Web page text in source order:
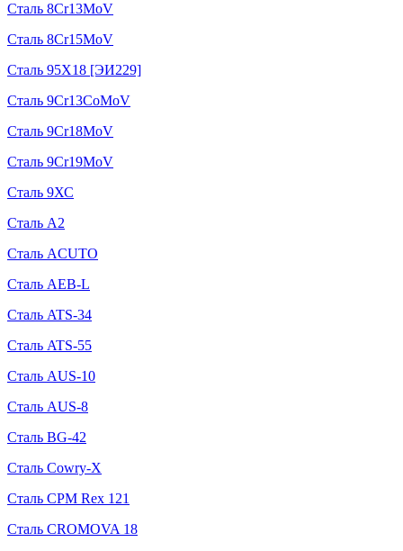
Сталь 8Cr13MoV
Сталь 8Cr15MoV
Сталь 95Х18 [ЭИ229]
Сталь 9Cr13CoMoV
Сталь 9Cr18MoV
Сталь 9Cr19MoV
Сталь 9ХС
Сталь A2
Сталь ACUTO
Сталь AEB-L
Сталь ATS-34
Сталь ATS-55
Сталь AUS-10
Сталь AUS-8
Сталь BG-42
Сталь Cowry-X
Сталь CPM Rex 121
Сталь CROMOVA 18